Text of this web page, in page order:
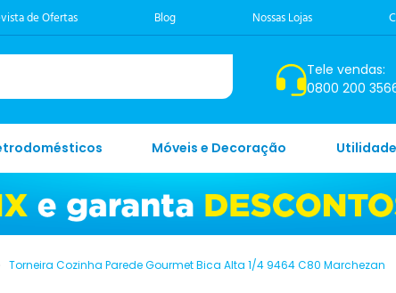
de Ofertas Blog Nossas Lojas
Tele vendas:
0800 200
Móveis e Decoração
Torneira Cozinha Parede Gourmet Bica Alta 1/4 9464 C80 Marchezan